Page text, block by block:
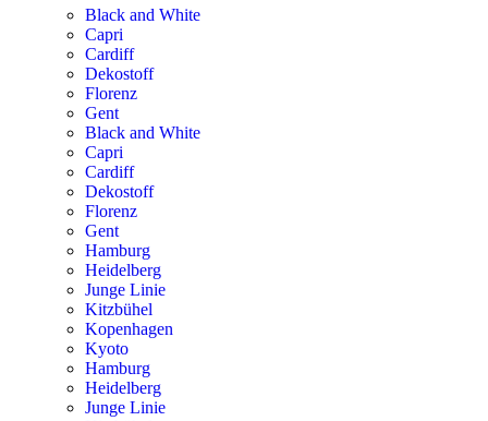
Black and White
Capri
Cardiff
Dekostoff
Florenz
Gent
Black and White
Capri
Cardiff
Dekostoff
Florenz
Gent
Hamburg
Heidelberg
Junge Linie
Kitzbühel
Kopenhagen
Kyoto
Hamburg
Heidelberg
Junge Linie